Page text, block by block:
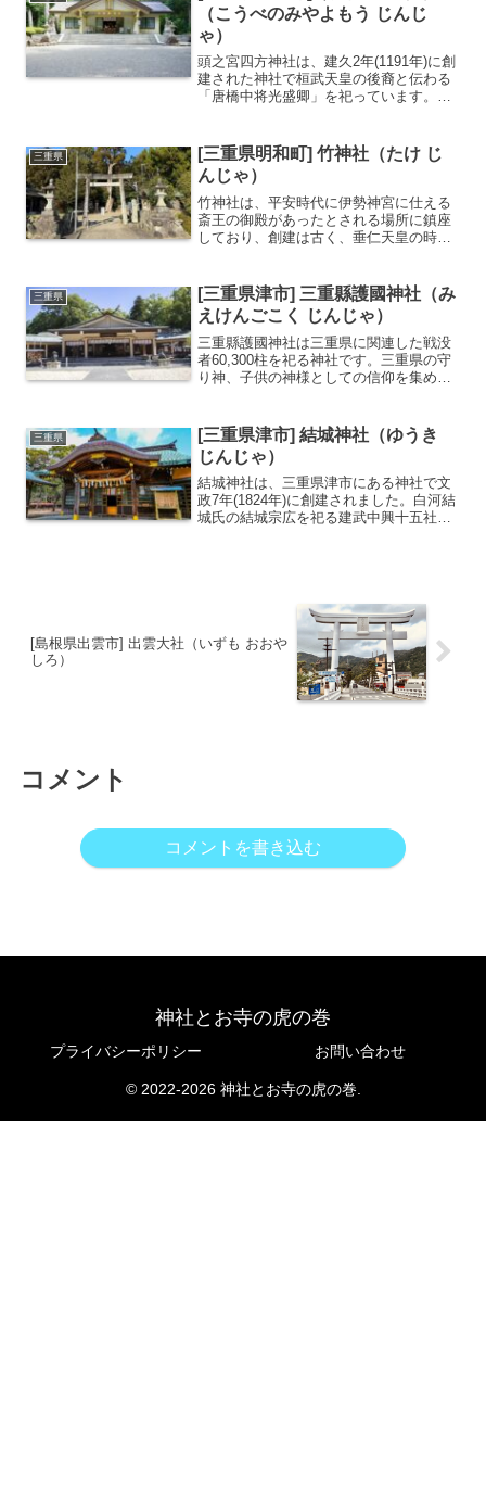
が合併し現在は2...
（こうべのみやよもう じんじ
ゃ）
頭之宮四方神社は、建久2年(1191年)に創
建された神社で桓武天皇の後裔と伝わる
「唐橋中将光盛卿」を祀っています。社
参拝に訪れます。また、頭に関連して全
国で唯一ヘルメッ...
三重県
[三重県明和町] 竹神社（たけ じ
んじゃ）
竹神社は、平安時代に伊勢神宮に仕える
斎王の御殿があったとされる場所に鎮座
しており、創建は古く、垂仁天皇の時代
は、旧斎宮村にあった25社の神を合祀し
て現在の形となりました。...
三重県
[三重県津市] 三重縣護國神社（み
えけんごこく じんじゃ）
三重縣護國神社は三重県に関連した戦没
者60,300柱を祀る神社です。三重県の守
り神、子供の神様としての信仰を集めて
く じんじゃ）別名・愛称三重県護国神社
社格内務大臣指定...
三重県
[三重県津市] 結城神社（ゆうき
じんじゃ）
結城神社は、三重県津市にある神社で文
政7年(1824年)に創建されました。白河結
城氏の結城宗広を祀る建武中興十五社の
[島根県出雲市] 出雲大社（いずも おおや
しろ）
コメント
コメントを書き込む
神社とお寺の虎の巻
プライバシーポリシー お問い合わせ
© 2022-2026 神社とお寺の虎の巻.